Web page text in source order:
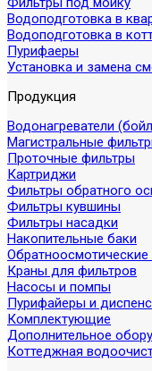
Водоподготовка в
Водоподготовка в
Пурифаеры
Установка и замена
Продукция
Водонагреватели
Магистральные
Проточные фильтры
Картриджи
Фильтры обратного
Фильтры кувшины
Фильтры насадки
Накопительные баки
Краны для фильтров
Насосы и помпы
Пурифайеры и
Комплектующие
Дополнительное
Коттеджная